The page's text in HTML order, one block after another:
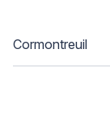
Cormontreuil